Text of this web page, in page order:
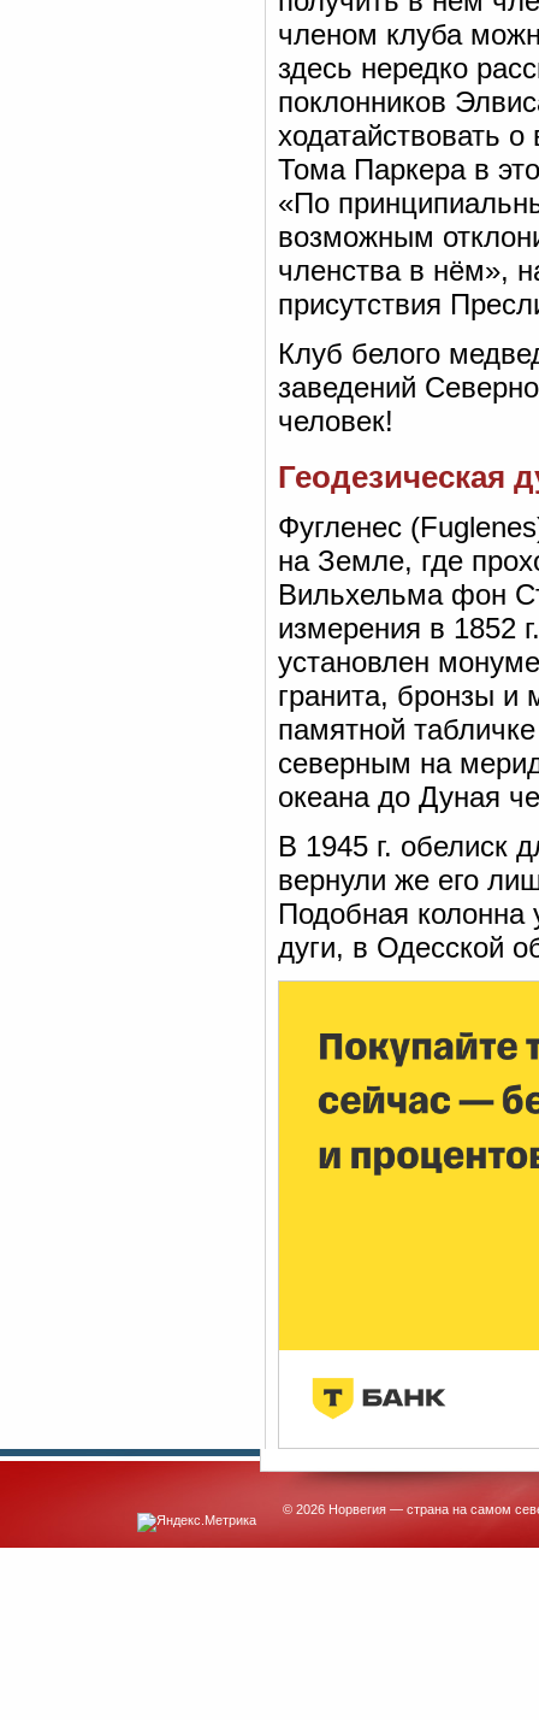
членом клуба
здесь нередко
поклонников
ходатайствовать
Тома Паркера в
«По
возможным
членства в нём»,
присутствия
Клуб белого
заведений
человек!
Геодезическая
Фугленес
на Земле, где
Вильхельма фон
измерения в 1852
установлен
гранита, бронзы
памятной
северным на
океана до Дуная
В 1945 г. обелиск
вернули же его
Подобная колонна
дуги, в Одесской
© 2026 Норвегия — страна на самом